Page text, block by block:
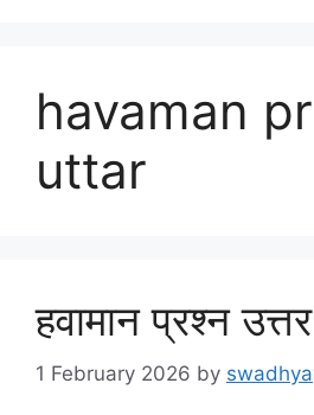
havaman
uttar
हवामान प्रश्न उत्तर
1 February 2026 by